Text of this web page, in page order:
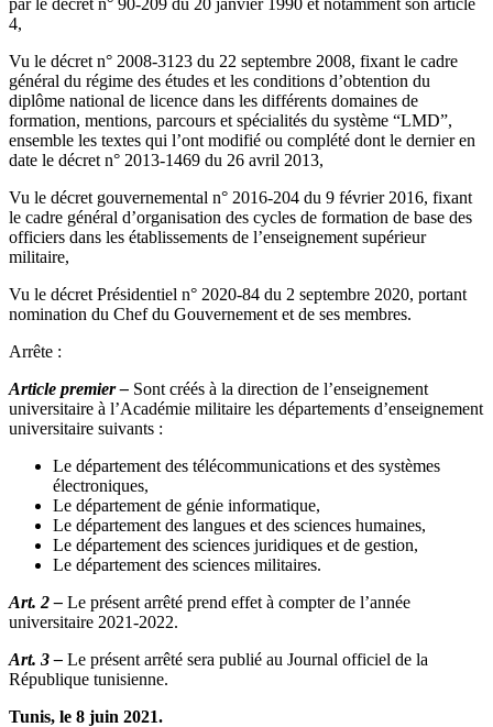
4,
Vu le décret n° 2008-3123 du 22 septembre 2008, fixant le cadre
général du régime des études et les conditions d’obtention du
diplôme national de licence dans les différents domaines de
formation, mentions, parcours et spécialités du système “LMD”,
ensemble les textes qui l’ont modifié ou complété dont le dernier en
date le décret n° 2013-1469 du 26 avril 2013,
Vu le décret gouvernemental n° 2016-204 du 9 février 2016, fixant
le cadre général d’organisation des cycles de formation de base des
officiers dans les établissements de l’enseignement supérieur
militaire,
Vu le décret Présidentiel n° 2020-84 du 2 septembre 2020, portant
nomination du Chef du Gouvernement et de ses membres.
Arrête :
Article premier – Sont créés à la direction de l’enseignement
universitaire à l’Académie militaire les départements d’enseignement
universitaire suivants :
Le département des télécommunications et des systèmes
électroniques,
Le département de génie informatique,
Le département des langues et des sciences humaines,
Le département des sciences juridiques et de gestion,
Le département des sciences militaires.
Art. 2 – Le présent arrêté prend effet à compter de l’année
universitaire 2021-2022.
Art. 3 – Le présent arrêté sera publié au Journal officiel de la
République tunisienne.
Tunis, le 8 juin 2021.